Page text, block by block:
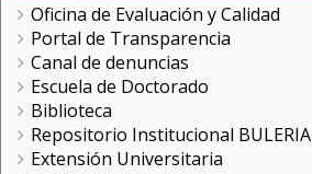
Oficina de Evaluación y Calidad
Portal de Transparencia
Canal de denuncias
Escuela de Doctorado
Biblioteca
Repositorio Institucional BULERIA
Extensión Universitaria